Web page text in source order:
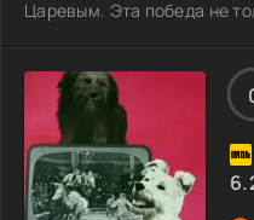
Царевым. Эта победа не
своих педагогических
просто показывает
перспективу на подход к
поводом для
опыта могут иногда